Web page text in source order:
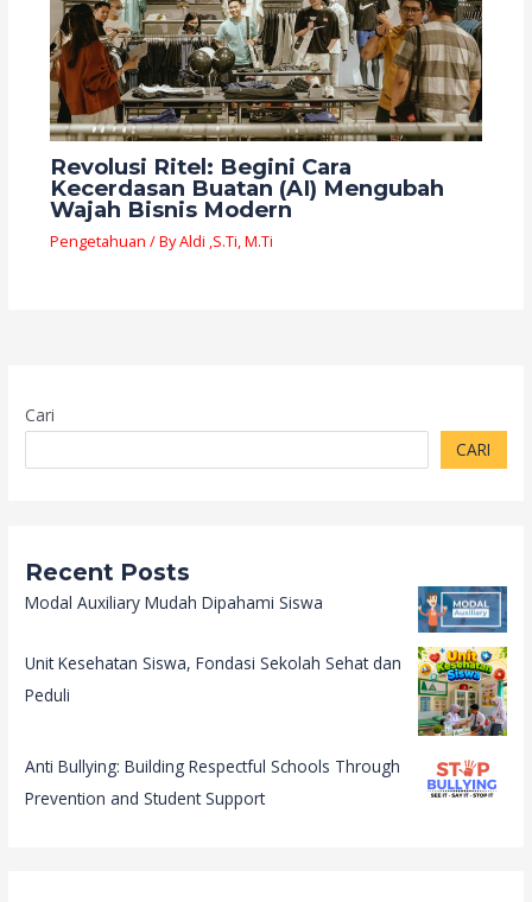
Revolusi Ritel: Begini Cara
Kecerdasan Buatan (AI) Mengubah
Wajah Bisnis Modern
Pengetahuan / ByAldi ,S.Ti, M.Ti
Cari
CARI
Recent Posts
Modal Auxiliary Mudah Dipahami Siswa
Unit Kesehatan Siswa, Fondasi Sekolah Sehat dan
Peduli
Anti Bullying: Building Respectful Schools Through
Prevention and Student Support